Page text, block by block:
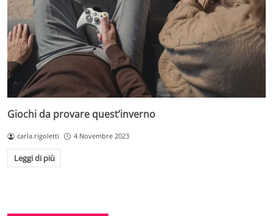
Giochi da provare quest’inverno
carla.rigoletti 4 Novembre 2023
Leggi di più